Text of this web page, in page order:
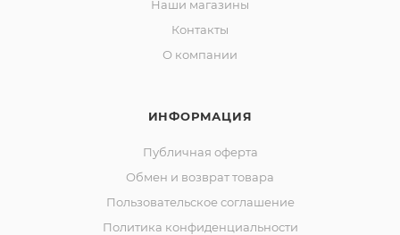
Наши магазины
Контакты
О компании
ИНФОРМАЦИЯ
Публичная оферта
Обмен и возврат товара
Пользовательское соглашение
Политика конфиденциальности